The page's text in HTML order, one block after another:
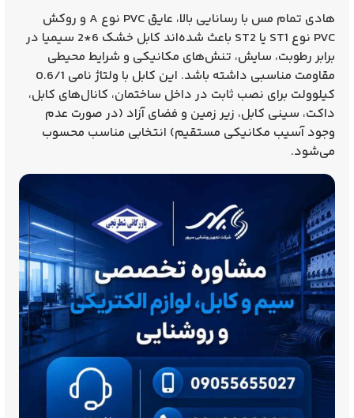
هادی تمام مس با رسانایی بالا، عایق PVC نوع A
و روکش
PVC نوع ST1 یا ST2
باعث شده‌اند کابل خشک 6*2 سیمیا
در
برابر رطوبت، سایش، تنش‌های مکانیکی و شرایط محیطی
مقاومت مناسبی داشته باشد. این کابل با ولتاژ نامی 0.6/1
کیلوولت برای نصب ثابت در داخل ساختمان، کانال‌های کابل،
داکت، سینی کابل، زیر زمین و فضای آزاد (در صورت عدم
وجود آسیب مکانیکی مستقیم) انتخابی مناسب محسوب
می‌شود.